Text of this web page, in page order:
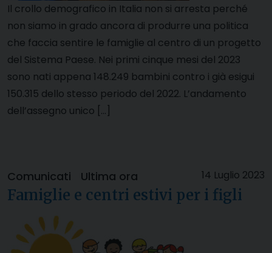
Il crollo demografico in Italia non si arresta perché
non siamo in grado ancora di produrre una politica
che faccia sentire le famiglie al centro di un progetto
del Sistema Paese. Nei primi cinque mesi del 2023
sono nati appena 148.249 bambini contro i già esigui
150.315 dello stesso periodo del 2022. L’andamento
dell’assegno unico […]
14 Luglio 2023
Comunicati Ultima ora
Famiglie e centri estivi per i figli